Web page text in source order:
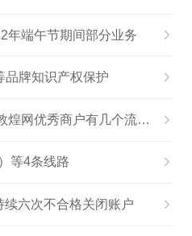
年端午节期间部分业务
品牌知识产权保护
敦煌网产品流量快车介绍,敦煌网优秀商户有几个流量快车
等4条线路
六次不合格关闭账户